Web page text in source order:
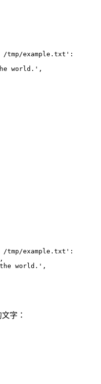
example.txt':
world.',
example.txt':
world.',
字：